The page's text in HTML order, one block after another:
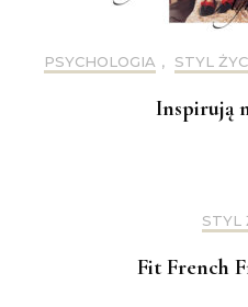
PSYCHOLOGIA , STYL
Inspirują
STYL
Fit French